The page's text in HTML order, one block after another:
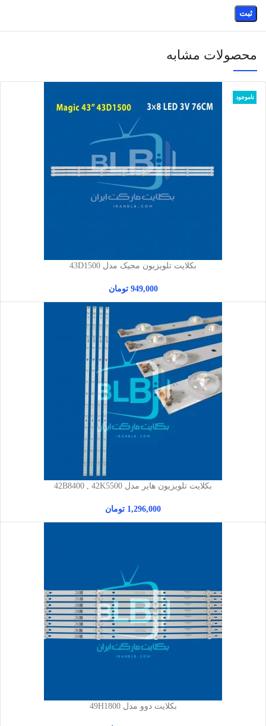
محصولات مشابه
ناموجود
بکلایت تلویزیون مجیک مدل 43D1500
949,000 تومان
بکلایت تلویزیون هایر مدل 42B8400 , 42K5500
1,296,000 تومان
بکلایت دوو مدل 49H1800